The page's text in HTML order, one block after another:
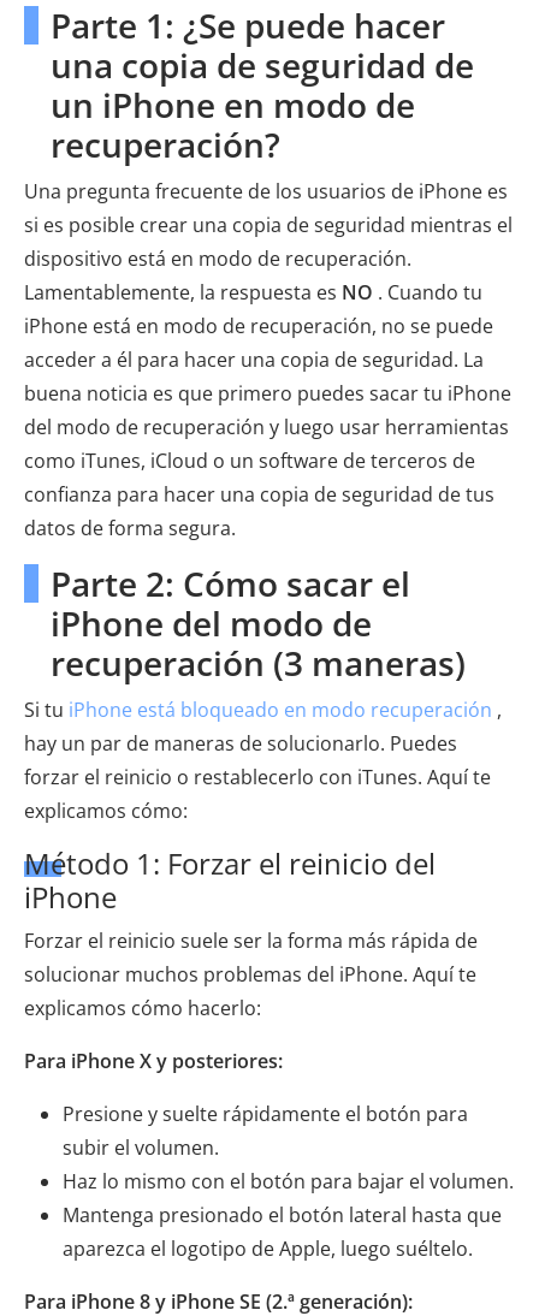
Parte 1: ¿Se puede hacer
una copia de seguridad de
un iPhone en modo de
recuperación?
Una pregunta frecuente de los usuarios de iPhone es
si es posible crear una copia de seguridad mientras el
dispositivo está en modo de recuperación.
Lamentablemente, la respuesta es NO . Cuando tu
iPhone está en modo de recuperación, no se puede
acceder a él para hacer una copia de seguridad. La
buena noticia es que primero puedes sacar tu iPhone
del modo de recuperación y luego usar herramientas
como iTunes, iCloud o un software de terceros de
confianza para hacer una copia de seguridad de tus
datos de forma segura.
Parte 2: Cómo sacar el
iPhone del modo de
recuperación (3 maneras)
Si tu iPhone está bloqueado en modo recuperación ,
hay un par de maneras de solucionarlo. Puedes
forzar el reinicio o restablecerlo con iTunes. Aquí te
explicamos cómo:
Método 1: Forzar el reinicio del
iPhone
Forzar el reinicio suele ser la forma más rápida de
solucionar muchos problemas del iPhone. Aquí te
explicamos cómo hacerlo:
Para iPhone X y posteriores:
Presione y suelte rápidamente el botón para
subir el volumen.
Haz lo mismo con el botón para bajar el volumen.
Mantenga presionado el botón lateral hasta que
aparezca el logotipo de Apple, luego suéltelo.
Para iPhone 8 y iPhone SE (2.ª generación):